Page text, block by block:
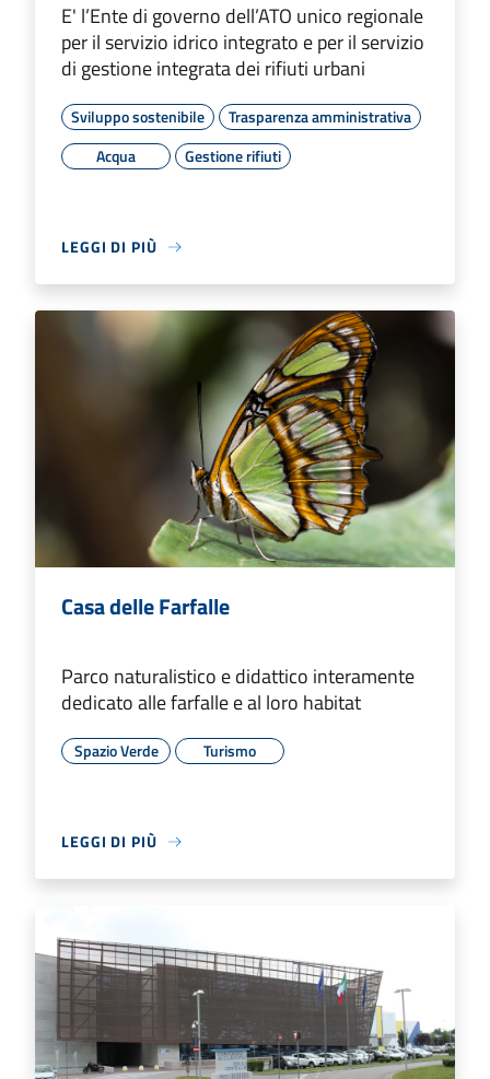
E' l’Ente di governo dell’ATO unico regionale
per il servizio idrico integrato e per il servizio
di gestione integrata dei rifiuti urbani
Sviluppo sostenibile
Trasparenza amministrativa
Acqua
Gestione rifiuti
LEGGI DI PIÙ
Casa delle Farfalle
Parco naturalistico e didattico interamente
dedicato alle farfalle e al loro habitat
Spazio Verde Turismo
LEGGI DI PIÙ